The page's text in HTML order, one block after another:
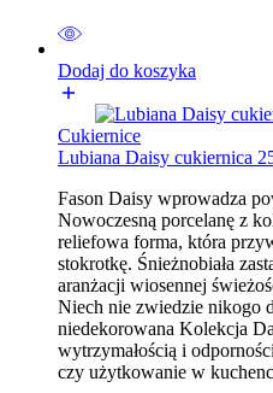
Dodaj do koszyka
Cukiernice
Lubiana Daisy cukiernica
Fason Daisy wprowadza
Nowoczesną porcelanę z
reliefowa forma, która
stokrotkę. Śnieżnobiała
aranżacji wiosennej
Niech nie zwiedzie nikogo
niedekorowana Kolekcja
wytrzymałością i
czy użytkowanie w